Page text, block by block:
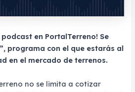
podcast en PortalTerreno! Se
programa con el que estarás al
en el mercado de terrenos.
no se limita a cotizar